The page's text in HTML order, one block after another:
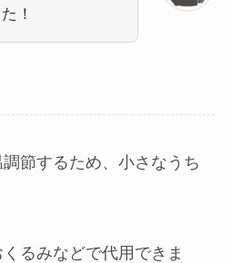
！
節するため、小さなうち
るみなどで代用できま